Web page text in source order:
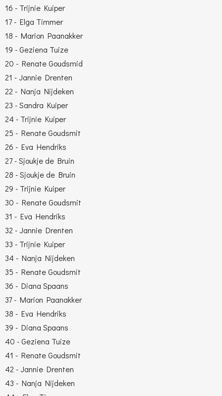
16 - Trijnie Kuiper
17 - Elga Timmer
18 - Marion Paanakker
19 - Geziena Tuize
20 - Renate Goudsmid
21 - Jannie Drenten
22 - Nanja Nijdeken
23 - Sandra Kuiper
24 - Trijnie Kuiper
25 - Renate Goudsmit
26 - Eva Hendriks
27 - Sjoukje de Bruin
28 - Sjoukje de Bruin
29 - Trijnie Kuiper
30 - Renate Goudsmit
31 - Eva Hendriks
32 - Jannie Drenten
33 - Trijnie Kuiper
34 - Nanja Nijdeken
35 - Renate Goudsmit
36 - Diana Spaans
37 - Marion Paanakker
38 - Eva Hendriks
39 - Diana Spaans
40 - Geziena Tuize
41 - Renate Goudsmit
42 - Jannie Drenten
43 - Nanja Nijdeken